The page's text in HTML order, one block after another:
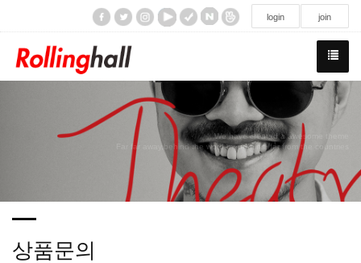
login join
We have created a awesome theme
Far far away,behind the word mountains, far from the countries
상품문의